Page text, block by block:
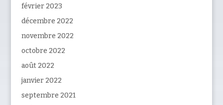
février 2023
décembre 2022
novembre 2022
octobre 2022
août 2022
janvier 2022
septembre 2021